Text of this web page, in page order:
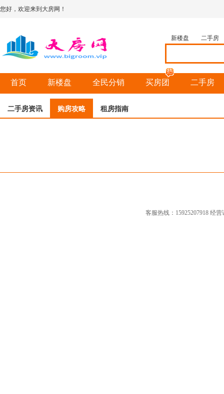
您好，欢迎来到大房网！
新楼盘 二手房
首页 新楼盘 全民分销 买房团 二手房
二手房资讯 购房攻略 租房指南
客服热线：15925207918 经